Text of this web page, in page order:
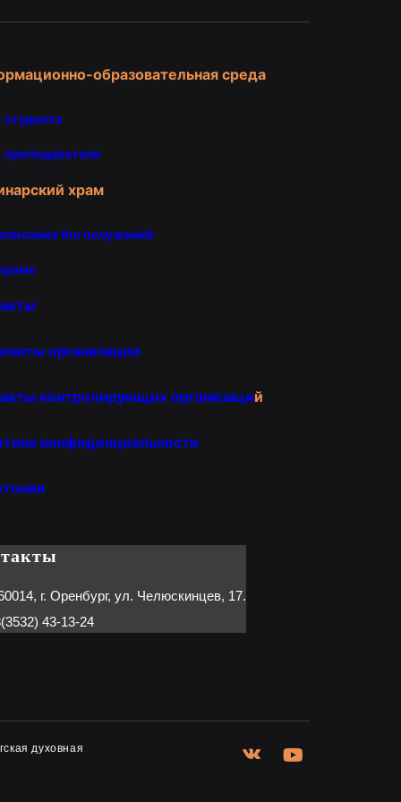
образовательная среда
храм
богослужений
организации
контролирующих организаций
конфиденциальности
г. Оренбург, ул. Челюскинцев, 17.
43-13-24
духовная